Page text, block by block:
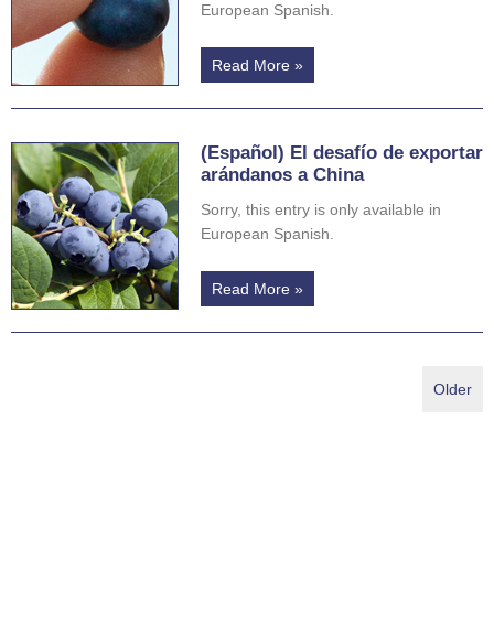
European Spanish.
Read More »
(Español) El desafío de exportar
arándanos a China
Sorry, this entry is only available in
European Spanish.
Read More »
Older